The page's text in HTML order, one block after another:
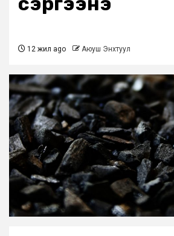
12 жил ago Аюуш Энхтуул